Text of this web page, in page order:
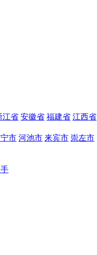
江省 安徽省 福建省 江西省
市 河池市 来宾市 崇左市